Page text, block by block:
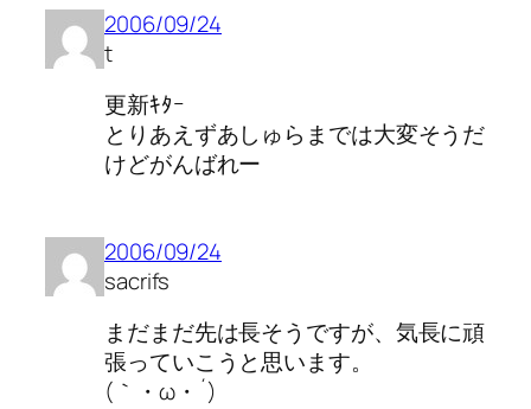
2006/09/24
t
更新ｷﾀｰ
とりあえずあしゅらまでは大変そうだ
けどがんばれー
2006/09/24
sacrifs
まだまだ先は長そうですが、気長に頑
張っていこうと思います。
(｀・ω・´)